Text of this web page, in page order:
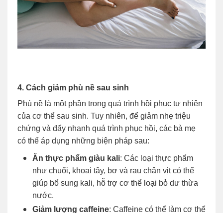
4. Cách giảm phù nề sau sinh
Phù nề là một phần trong quá trình hồi phục tự nhiên
của cơ thể sau sinh. Tuy nhiên, để giảm nhẹ triệu
chứng và đẩy nhanh quá trình phục hồi, các bà mẹ
có thể áp dụng những biện pháp sau:
Ăn thực phẩm giàu kali: Các loại thực phẩm
như chuối, khoai tây, bơ và rau chân vịt có thể
giúp bổ sung kali, hỗ trợ cơ thể loại bỏ dư thừa
nước.
Giảm lượng caffeine: Caffeine có thể làm cơ thể